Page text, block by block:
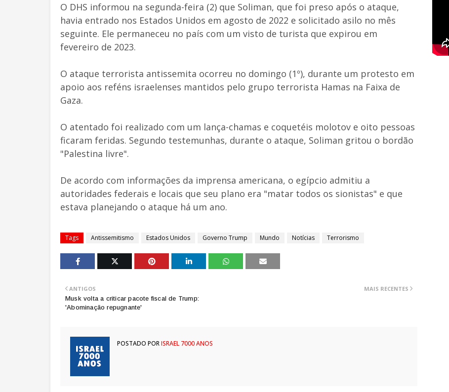
O DHS informou na segunda-feira (2) que Soliman, que foi preso após o ataque,
havia entrado nos Estados Unidos em agosto de 2022 e solicitado asilo no mês
seguinte. Ele permaneceu no país com um visto de turista que expirou em
fevereiro de 2023.
O ataque terrorista antissemita ocorreu no domingo (1º), durante um protesto em
apoio aos reféns israelenses mantidos pelo grupo terrorista Hamas na Faixa de
Gaza.
O atentado foi realizado com um lança-chamas e coquetéis molotov e oito pessoas
ficaram feridas. Segundo testemunhas, durante o ataque, Soliman gritou o bordão
"Palestina livre".
De acordo com informações da imprensa americana, o egípcio admitiu a
autoridades federais e locais que seu plano era "matar todos os sionistas" e que
estava planejando o ataque há um ano.
Tags Antissemitismo Estados Unidos Governo Trump Mundo Notícias Terrorismo
MAIS RECENTES
ANTIGOS
Musk volta a criticar pacote fiscal de Trump:
'Abominação repugnante'
POSTADO PORISRAEL 7000 ANOS